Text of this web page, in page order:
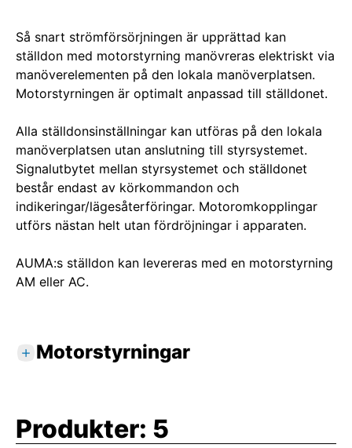
Så snart strömförsörjningen är upprättad kan
ställdon med motorstyrning manövreras elektriskt via
manöverelementen på den lokala manöverplatsen.
Motorstyrningen är optimalt anpassad till ställdonet.
Alla ställdonsinställningar kan utföras på den lokala
manöverplatsen utan anslutning till styrsystemet.
Signalutbytet mellan styrsystemet och ställdonet
består endast av körkommandon och
indikeringar/lägesåterföringar. Motoromkopplingar
utförs nästan helt utan fördröjningar i apparaten.
AUMA:s ställdon kan levereras med en motorstyrning
AM eller AC.
Motorstyrningar
motorn till- och frånkopplas utan
fördröjningar med inbyggda reverserande
Produkter: 5